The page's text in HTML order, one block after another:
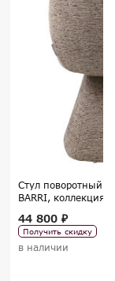
Стул поворотный
BARRI, коллекция
44 800 ₽
Получить скидку
в наличии